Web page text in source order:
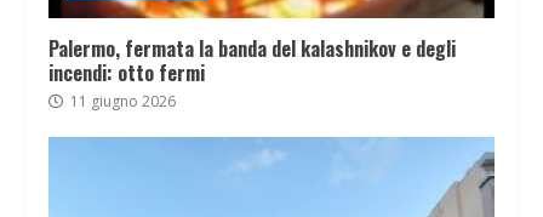
Palermo, fermata la banda del kalashnikov e degli
incendi: otto fermi
11 giugno 2026